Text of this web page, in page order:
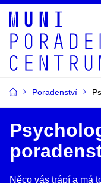
Poradenství
Něco vás trápí a má